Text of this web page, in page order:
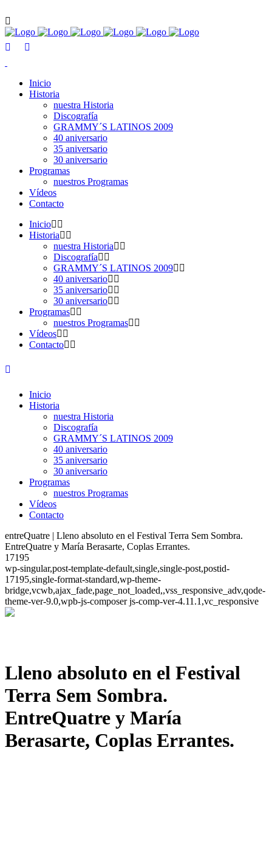
Inicio
Historia
nuestra Historia
Discografía
GRAMMY´S LATINOS 2009
40 aniversario
35 aniversario
30 aniversario
Programas
nuestros Programas
Vídeos
Contacto
Inicio
Historia
nuestra Historia
Discografía
GRAMMY´S LATINOS 2009
40 aniversario
35 aniversario
30 aniversario
Programas
nuestros Programas
Vídeos
Contacto
Inicio
Historia
nuestra Historia
Discografía
GRAMMY´S LATINOS 2009
40 aniversario
35 aniversario
30 aniversario
Programas
nuestros Programas
Vídeos
Contacto
entreQuatre | Lleno absoluto en el Festival Terra Sem Sombra.
EntreQuatre y María Berasarte, Coplas Errantes.
17195
wp-singular,post-template-default,single,single-post,postid-
17195,single-format-standard,wp-theme-
bridge,vcwb,ajax_fade,page_not_loaded,,vss_responsive_adv,qode-
theme-ver-9.0,wpb-js-composer js-comp-ver-4.11.1,vc_responsive
Lleno absoluto en el Festival
Terra Sem Sombra.
EntreQuatre y María
Berasarte, Coplas Errantes.